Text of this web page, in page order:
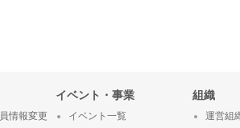
情報変更
イベント・事業
イベント一覧
組織
運営組